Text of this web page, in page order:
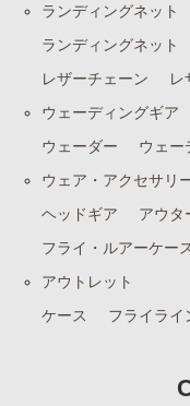
ランディングネット
ランディングネット
レザーチェーン
レ
ウェーディングギア
ウェーダー
ウェー
ウェア・アクセサリ
ヘッドギア
アウタ
フライ・ルアーケー
アウトレット
ケース
フライライ